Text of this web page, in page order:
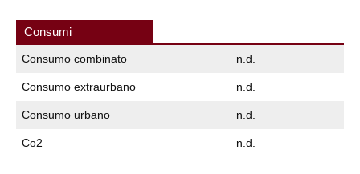
Consumi
Consumo combinato n.d.
Consumo extraurbano n.d.
Consumo urbano n.d.
Co2 n.d.